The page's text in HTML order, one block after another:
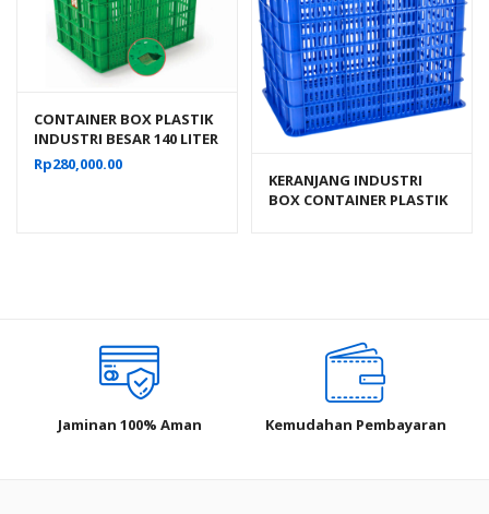
CONTAINER BOX PLASTIK
INDUSTRI BESAR 140 LITER
BERLUBANG RODA
HANATA 3000 UKURAN 68
Rp280,000.00
KERANJANG INDUSTRI
BOX CONTAINER PLASTIK
Jaminan 100% Aman Kemudahan Pembayaran